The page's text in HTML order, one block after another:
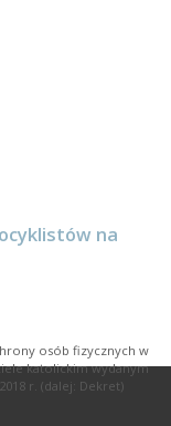
na
osób fizycznych w
katolickim wydanym
r. (dalej: Dekret)